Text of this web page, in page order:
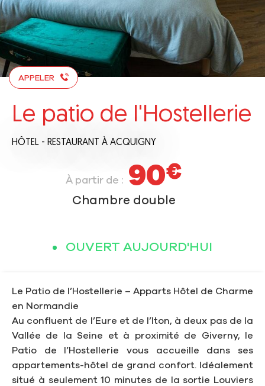
APPELER
Le patio de l'Hostellerie
HÔTEL - RESTAURANT À ACQUIGNY
À partir de : 90€
Chambre double
OUVERT AUJOURD'HUI
Le Patio de l’Hostellerie – Apparts Hôtel de Charme
en Normandie
Au confluent de l’Eure et de l’Iton, à deux pas de la
Vallée de la Seine et à proximité de Giverny, le
Patio de l’Hostellerie vous accueille dans ses
appartements-hôtel de grand confort. Idéalement
situé à seulement 10 minutes de la sortie Louviers